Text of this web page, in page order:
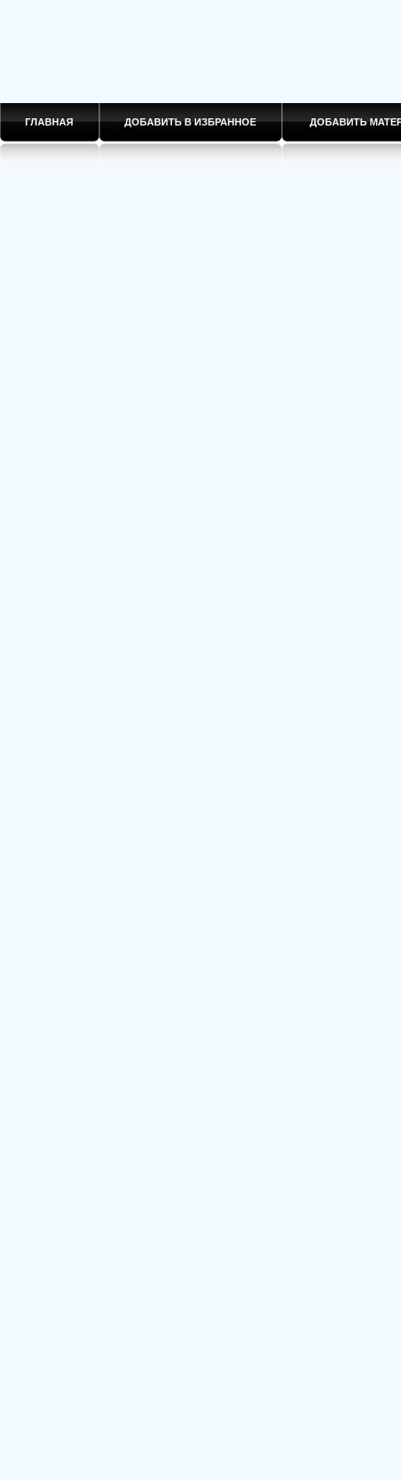
ГЛАВНАЯ ДОБАВИТЬ В ИЗБРАННОЕ ДОБАВИТЬ